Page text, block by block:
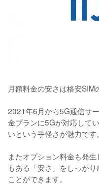
月額料金の安さは格安SIM
2021年6月から5G通信サ
金プランに5Gが対応して
いという手軽さが魅力です。
またオプション料金も発
もある「安さ」をしっか
ことができます。